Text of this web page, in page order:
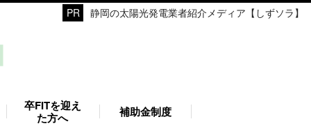
静岡の太陽光発電業者紹介メディア【しずソラ】
卒FITを迎え
た方へ
補助金制度